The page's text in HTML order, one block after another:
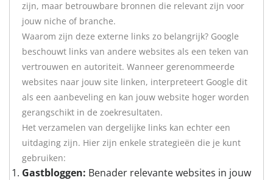
zijn, maar betrouwbare bronnen die relevant zijn voor
jouw niche of branche.
Waarom zijn deze externe links zo belangrijk? Google
beschouwt links van andere websites als een teken van
vertrouwen en autoriteit. Wanneer gerenommeerde
websites naar jouw site linken, interpreteert Google dit
als een aanbeveling en kan jouw website hoger worden
gerangschikt in de zoekresultaten.
Het verzamelen van dergelijke links kan echter een
uitdaging zijn. Hier zijn enkele strategieën die je kunt
gebruiken:
Gastbloggen: Benader relevante websites in jouw